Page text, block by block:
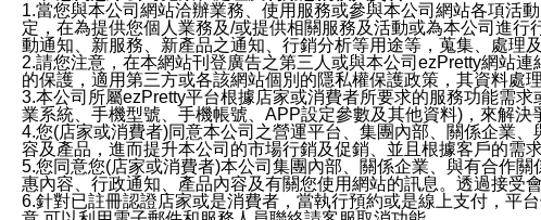
1.當您與本公司網站洽辦業務、使用服務或參與本公司網站各項活
定，在為提供您個人業務及/或提供相關服務及活動或為本公司進
動通知、新服務、新產品之通知、行銷分析等用途等，蒐集、處理
2.請您注意，在本網站刊登廣告之第三人或與本公司ezPretty網站
的保護，適用第三方或各該網站個別的隱私權保護政策，其資料處
3.本公司所屬ezPretty平台根據店家或消費者所要求的服務功能需
業系統、手機型號、手機帳號、APP設定參數及其他資料)，來解
4.您(店家或消費者)同意本公司之營運平台、集團內部、關係企業
容及產品，進而提升本公司的市場行銷及促銷、並且根據客戶的需
5.您同意您(店家或消費者)本公司集團內部、關係企業、與有合作
惠內容、行政通知、產品內容及有關您使用網站的訊息。透過接受
6.針對已註冊認證店家或是消費者，當執行預約或是線上支付，平